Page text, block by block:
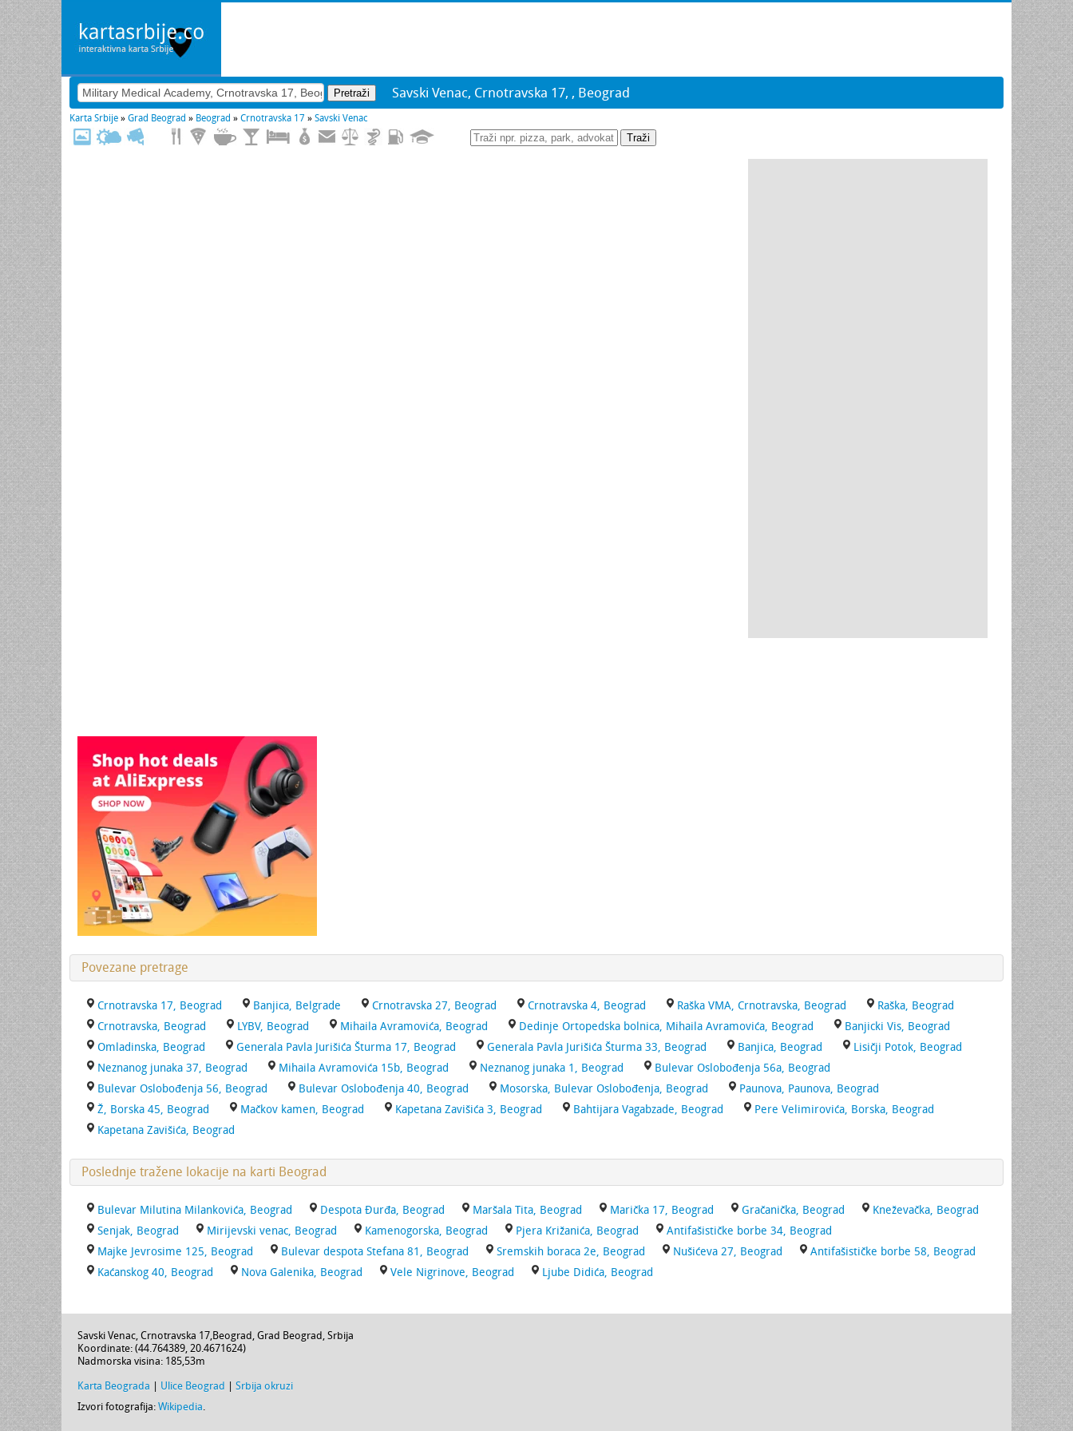
Savski Venac, Crnotravska 17, , Beograd
Karta Srbije » Grad Beograd » Beograd » Crnotravska 17 » Savski Venac
Traži
Povezane pretrage
Crnotravska 17, Beograd Banjica, Belgrade Crnotravska 27, Beograd Crnotravska 4, Beograd Raška VMA, Crnotravska, Beograd
Raška, Beograd
Crnotravska, Beograd
LYBV, Beograd Mihaila Avramovića, Beograd Dedinje Ortopedska bolnica, Mihaila Avramovića, Beograd
Banjicki Vis, Beograd
Omladinska, Beograd
Generala Pavla Jurišića Šturma 17, Beograd Generala Pavla Jurišića Šturma 33, Beograd Banjica, Beograd
Lisičji Potok, Beograd
Neznanog junaka 37, Beograd
Mihaila Avramovića 15b, Beograd Neznanog junaka 1, Beograd
Bulevar Oslobođenja 56a, Beograd
Bulevar Oslobođenja 56, Beograd
Bulevar Oslobođenja 40, Beograd Mosorska, Bulevar Oslobođenja, Beograd
Paunova, Paunova, Beograd
Ž, Borska 45, Beograd
Mačkov kamen, Beograd Kapetana Zavišića 3, Beograd Bahtijara Vagabzade, Beograd
Pere Velimirovića, Borska, Beograd
Kapetana Zavišića, Beograd
Poslednje tražene lokacije na karti Beograd
Bulevar Milutina Milankovića, Beograd Despota Đurđa, Beograd Maršala Tita, Beograd Marička 17, Beograd Gračanička, Beograd
Kneževačka, Beograd
Senjak, Beograd
Mirijevski venac, Beograd Kamenogorska, Beograd Pjera Križanića, Beograd
Antifašističke borbe 34, Beograd
Majke Jevrosime 125, Beograd
Bulevar despota Stefana 81, Beograd Sremskih boraca 2e, Beograd Nušićeva 27, Beograd
Antifašističke borbe 58, Beograd
Kaćanskog 40, Beograd
Nova Galenika, Beograd Vele Nigrinove, Beograd Ljube Didića, Beograd
Savski Venac, Crnotravska 17,Beograd, Grad Beograd, Srbija
Koordinate: (44.764389, 20.4671624)
Nadmorska visina: 185,53m
Karta Beograda Ulice Beograd
Srbija okruzi
Izvori fotografija: Wikipedia.